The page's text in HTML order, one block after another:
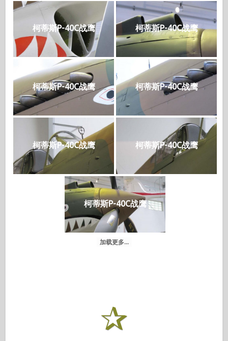
柯蒂斯P-40C战鹰 柯蒂斯P-40C战鹰
柯蒂斯P-40C战鹰 柯蒂斯P-40C战鹰
柯蒂斯P-40C战鹰 柯蒂斯P-40C战鹰
柯蒂斯P-40C战鹰
加载更多...